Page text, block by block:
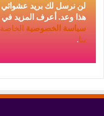
لن نرسل لك بريد عشوائي
هذا وعد. أعرف المزيد في
سياسة الخصوصية الخاصة
بنا.